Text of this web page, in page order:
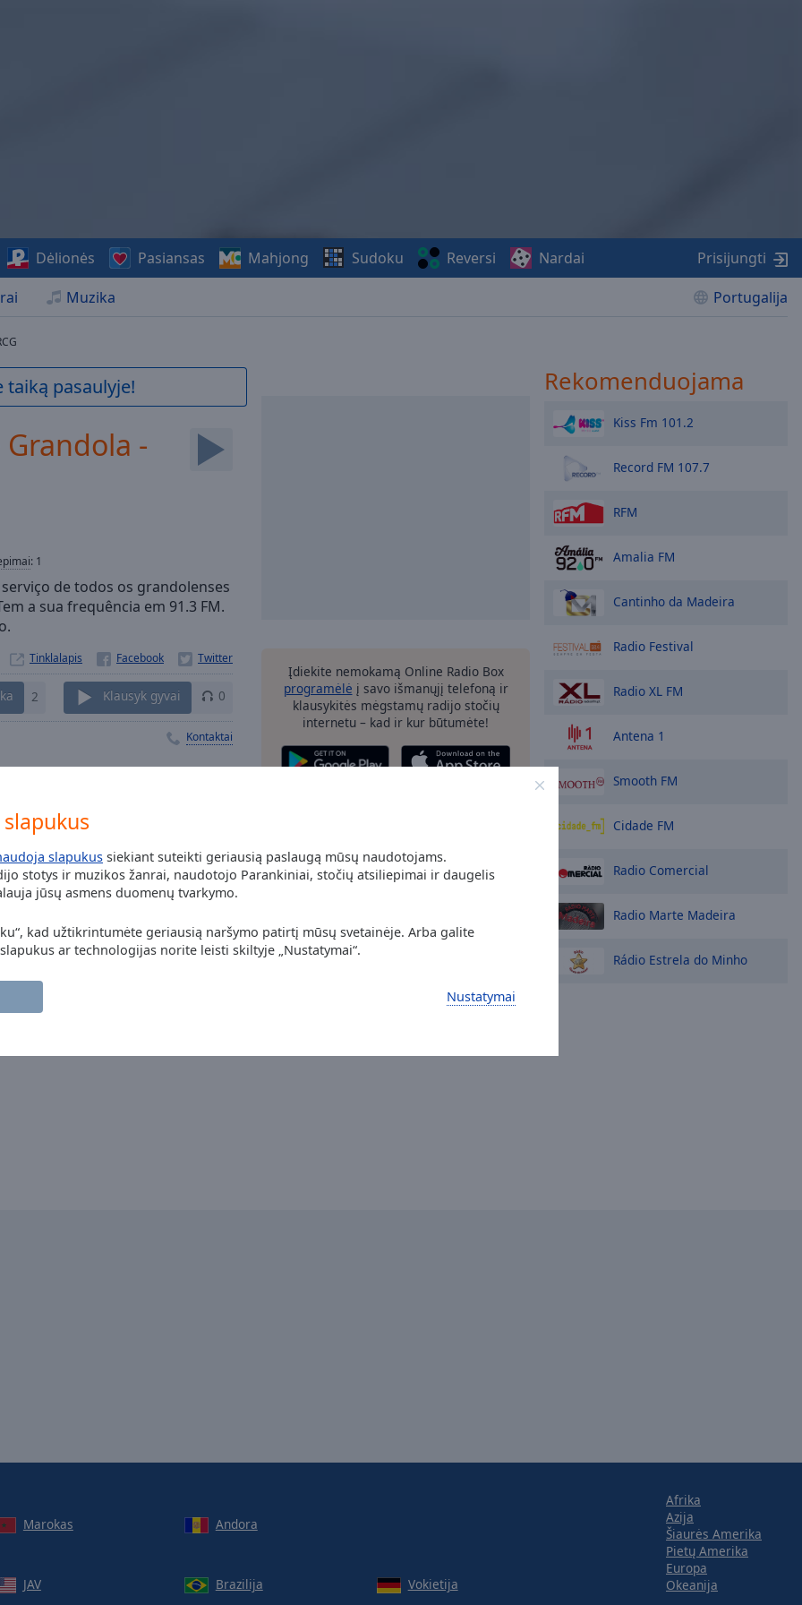
slapukus siekiant suteikti geriausią paslaugą mūsų naudotojams.
stotys ir muzikos žanrai, naudotojo Parankiniai, stočių atsiliepimai ir daugelis
jūsų asmens duomenų tvarkymo.
kad užtikrintumėte geriausią naršymo patirtį mūsų svetainėje. Arba galite
ar technologijas norite leisti skiltyje „Nustatymai“.
Nustatymai
Muzika Portugalija
Dėlionės Pasiansas Mahjong Sudoku Reversi Nardai Prisijungti
pasaulyje!
-
: 1
de todos os grandolenses
a sua frequência em 91.3 FM.
Tinklalapis
2 Klausyk gyvai 0
Kontaktai
Įdiekite nemokamą Online Radio Box
programėlė į savo išmanųjį telefoną ir
klausykitės mėgstamų radijo stočių
internetu – kad ir kur būtumėte!
Rekomenduojama
Kiss Fm 101.2
Record FM 107.7
RFM
Amalia FM
Cantinho da Madeira
Radio Festival
Radio XL FM
Antena 1
Smooth FM
Cidade FM
Radio Comercial
Radio Marte Madeira
Rádio Estrela do Minho
Marokas Andora
JAV Brazilija Vokietija
Afrika
Azija
Šiaurės Amerika
Pietų Amerika
Europa
Okeanija